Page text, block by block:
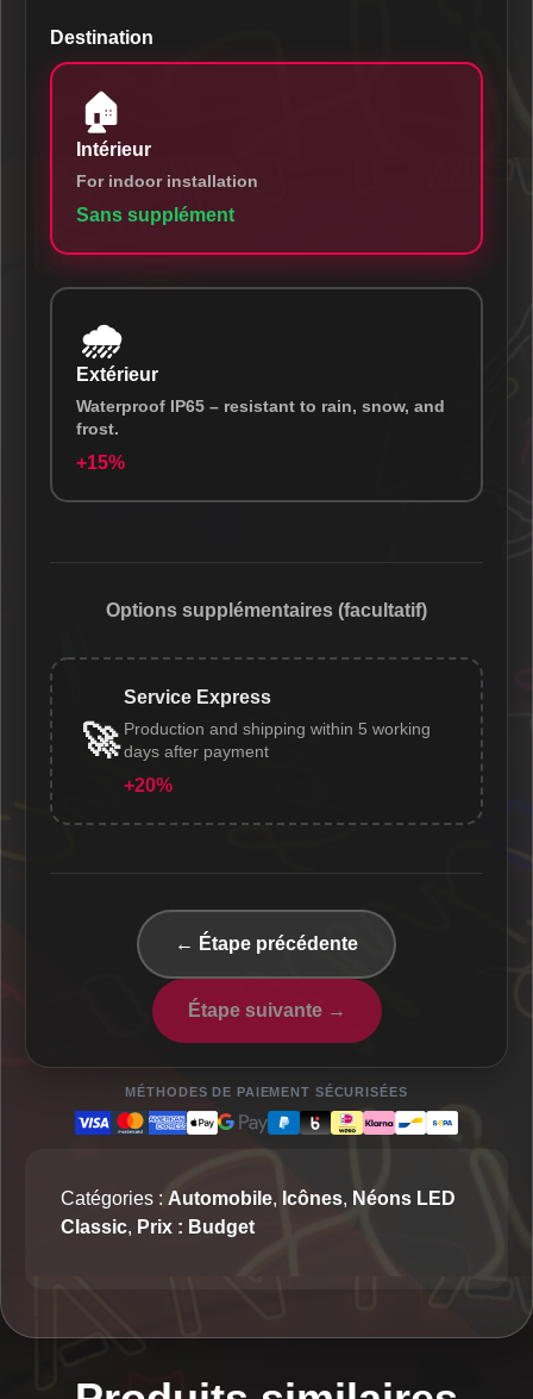
Destination
🏠
Intérieur
For indoor installation
Sans supplément
🌧️
Extérieur
Waterproof IP65 – resistant to rain, snow, and
frost.
+15%
Options supplémentaires (facultatif)
🚀
Service Express
Production and shipping within 5 working
days after payment
+20%
← Étape précédente
Étape suivante →
MÉTHODES DE PAIEMENT SÉCURISÉES
Catégories : Automobile, Icônes, Néons LED
Classic, Prix : Budget